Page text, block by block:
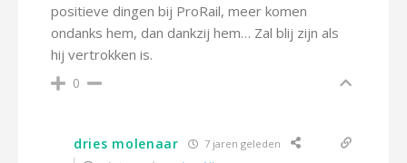
positieve dingen bij ProRail, meer komen
ondanks hem, dan dankzij hem… Zal blij zijn als
hij vertrokken is.
0
dries molenaar 7 jaren geleden